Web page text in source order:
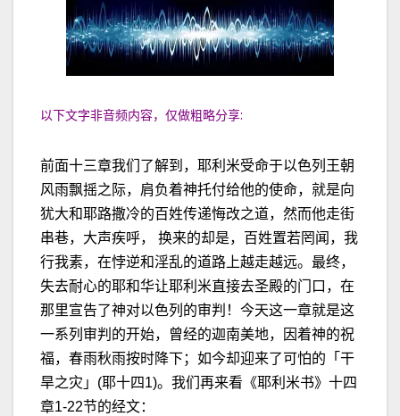
以下文字非音频内容，仅做粗略分享:
前面十三章我们了解到，耶利米受命于以色列王朝
风雨飘摇之际，肩负着神托付给他的使命，就是向
犹大和耶路撒冷的百姓传递悔改之道，然而他走街
串巷，大声疾呼， 换来的却是，百姓置若罔闻，我
行我素，在悖逆和淫乱的道路上越走越远。最终，
失去耐心的耶和华让耶利米直接去圣殿的门口，在
那里宣告了神对以色列的审判！今天这一章就是这
一系列审判的开始，曾经的迦南美地，因着神的祝
福，春雨秋雨按时降下；如今却迎来了可怕的「干
旱之灾」(耶十四1)。我们再来看《耶利米书》十四
章1-22节的经文：